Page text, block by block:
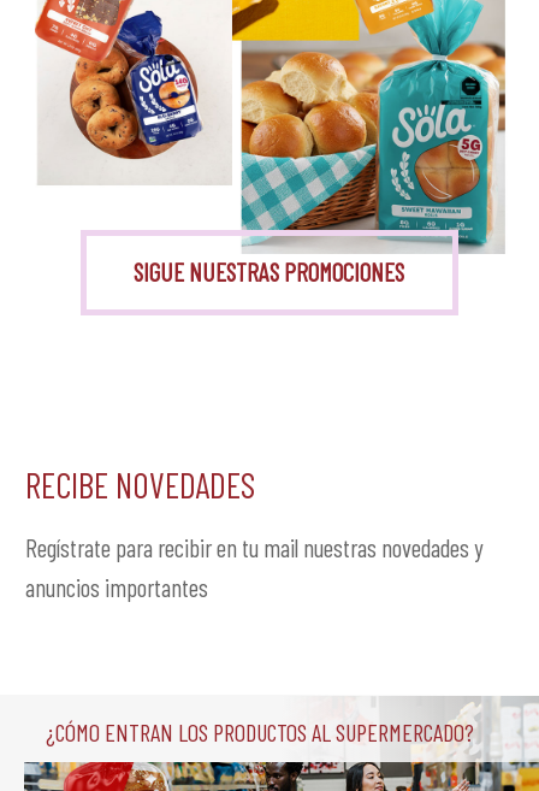
SIGUE NUESTRAS PROMOCIONES
RECIBE NOVEDADES
Regístrate para recibir en tu mail nuestras novedades y
anuncios importantes
¿Cómo entran los productos al supermercado?